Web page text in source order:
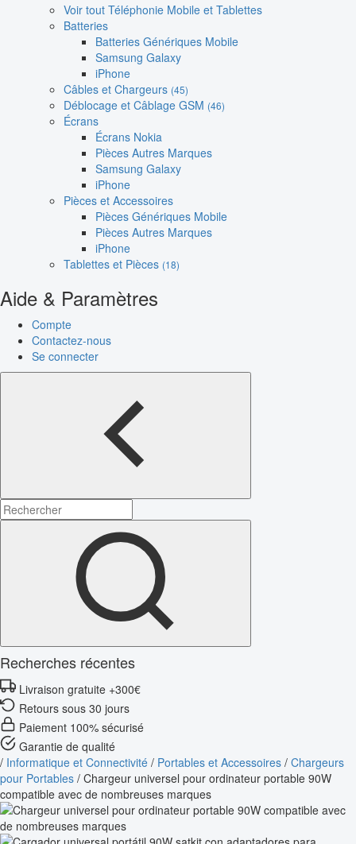
Voir tout Téléphonie Mobile et Tablettes
Batteries
Batteries Génériques Mobile
Samsung Galaxy
iPhone
Câbles et Chargeurs (45)
Déblocage et Câblage GSM (46)
Écrans
Écrans Nokia
Pièces Autres Marques
Samsung Galaxy
iPhone
Pièces et Accessoires
Pièces Génériques Mobile
Pièces Autres Marques
iPhone
Tablettes et Pièces (18)
Aide & Paramètres
Compte
Contactez-nous
Se connecter
Recherches récentes
Livraison gratuite +300€
Retours sous 30 jours
Paiement 100% sécurisé
Garantie de qualité
/ Informatique et Connectivité / Portables et Accessoires / Chargeurs
pour Portables / Chargeur universel pour ordinateur portable 90W
compatible avec de nombreuses marques